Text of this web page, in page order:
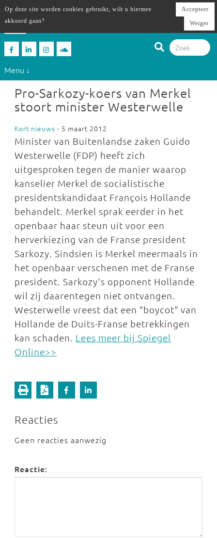
Menu ↓
Pro-Sarkozy-koers van Merkel
stoort minister Westerwelle
Kort nieuws - 5 maart 2012
Minister van Buitenlandse zaken Guido
Westerwelle (FDP) heeft zich
uitgesproken tegen de manier waarop
kanselier Merkel de socialistische
presidentskandidaat François Hollande
behandelt. Merkel sprak eerder in het
openbaar haar steun uit voor een
herverkiezing van de Franse president
Sarkozy. Sindsien is Merkel meermaals in
het openbaar verschenen met de Franse
president. Sarkozy's opponent Hollande
wil zij daarentegen niet ontvangen.
Westerwelle vreest dat een "boycot" van
Hollande de Duits-Franse betrekkingen
kan schaden. Lees meer bij Spiegel
Online>>
Reacties
Geen reacties aanwezig
Reactie:
Op deze site worden cookies gebruikt, wilt u hiermee
akkoord gaan?
Accepteer
Weiger